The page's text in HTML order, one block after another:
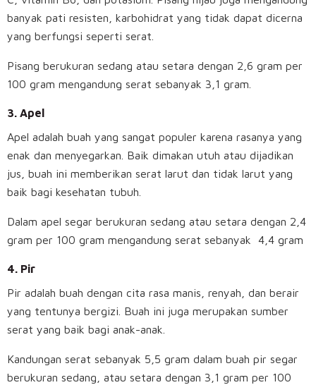
banyak pati resisten, karbohidrat yang tidak dapat dicerna
yang berfungsi seperti serat.
Pisang berukuran sedang atau setara dengan 2,6 gram per
100 gram mengandung serat sebanyak 3,1 gram.
3. Apel
Apel adalah buah yang sangat populer karena rasanya yang
enak dan menyegarkan. Baik dimakan utuh atau dijadikan
jus, buah ini memberikan serat larut dan tidak larut yang
baik bagi kesehatan tubuh.
Dalam apel segar berukuran sedang atau setara dengan 2,4
gram per 100 gram mengandung serat sebanyak 4,4 gram
4. Pir
Pir adalah buah dengan cita rasa manis, renyah, dan berair
yang tentunya bergizi. Buah ini juga merupakan sumber
serat yang baik bagi anak-anak.
Kandungan serat sebanyak 5,5 gram dalam buah pir segar
berukuran sedang, atau setara dengan 3,1 gram per 100